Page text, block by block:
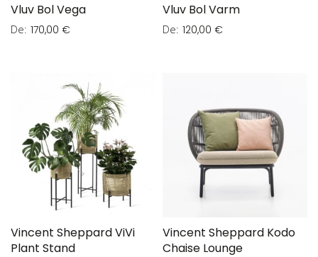
Vluv Bol Vega
De 170,00 €
Vluv Bol Varm
De 120,00 €
Vincent Sheppard ViVi
Plant Stand
Vincent Sheppard Kodo
Chaise Lounge